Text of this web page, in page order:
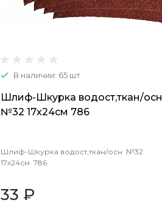
В наличии: 65 шт
Шлиф-Шкурка водост,ткан/осн
№32 17х24см 786
Шлиф-Шкурка водост,ткан/осн №32
17х24см 786
33 ₽